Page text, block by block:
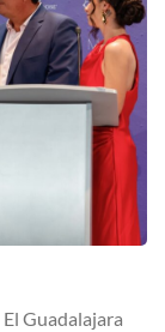
El Guadalajara